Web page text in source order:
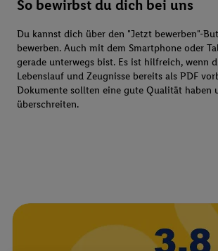
So bewirbst du dich bei uns
Du kannst dich über den "Jetzt bewerben"-
bewerben. Auch mit dem Smartphone oder
gerade unterwegs bist. Es ist hilfreich, wenn
Lebenslauf und Zeugnisse bereits als PDF
Dokumente sollten eine gute Qualität haben
überschreiten.